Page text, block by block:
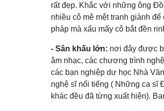
rất đẹp. Khắc với những ông
nhiều cô mê mệt tranh giành
pháp mà xấu mấy cô bắt đền
- Sân khấu lớn: nơi đây được
âm nhạc, các chương trình
các bạn nghiệp dư học Nhà
nghệ sĩ nổi tiếng ( Những ca sĩ
khác đều đã từng xuất hiện).